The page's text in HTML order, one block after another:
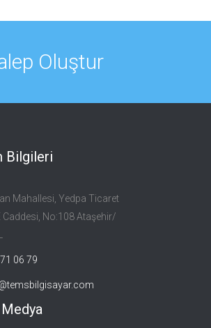
Oluştur
Bilgileri
Mahallesi, Yedpa Ticaret
Caddesi, No:108 Ataşehir/
06 79